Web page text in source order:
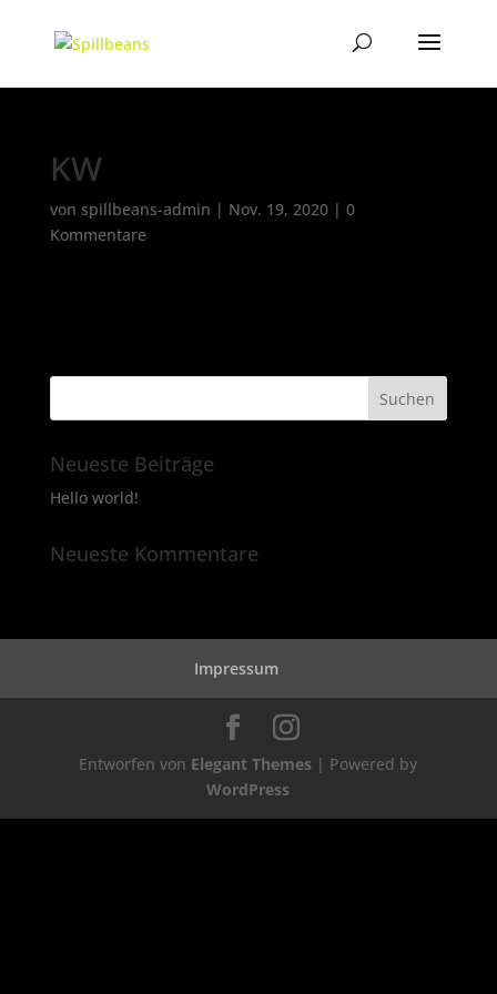
KW
von spillbeans-admin | Nov. 19, 2020| 0
Kommentare
Neueste Beiträge
Hello world!
Neueste Kommentare
Impressum
Entworfen von Elegant Themes | Powered by
WordPress